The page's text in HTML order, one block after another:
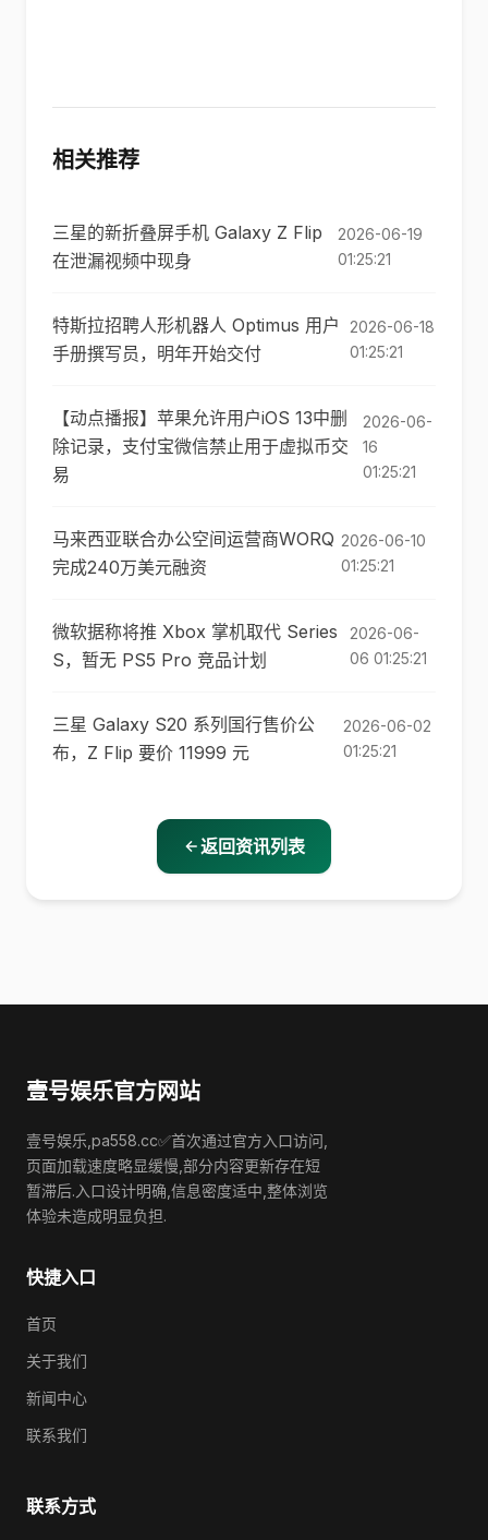
相关推荐
三星的新折叠屏手机 Galaxy Z Flip
在泄漏视频中现身
2026-06-19
01:25:21
特斯拉招聘人形机器人 Optimus 用户
手册撰写员，明年开始交付
2026-06-18
01:25:21
【动点播报】苹果允许用户iOS 13中删
除记录，支付宝微信禁止用于虚拟币交
易
2026-06-
16
01:25:21
马来西亚联合办公空间运营商WORQ
完成240万美元融资
2026-06-10
01:25:21
微软据称将推 Xbox 掌机取代 Series
S，暂无 PS5 Pro 竞品计划
2026-06-
06 01:25:21
三星 Galaxy S20 系列国行售价公
布，Z Flip 要价 11999 元
2026-06-02
01:25:21
返回资讯列表
壹号娱乐官方网站
壹号娱乐,pa558.cc✅首次通过官方入口访问,
页面加载速度略显缓慢,部分内容更新存在短
暂滞后.入口设计明确,信息密度适中,整体浏览
体验未造成明显负担.
快捷入口
首页
关于我们
新闻中心
联系我们
联系方式